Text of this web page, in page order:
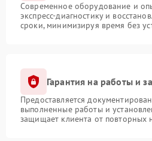
Современное оборудование и
экспресс-диагностику и
сроки, минимизируя время без
Гарантия на работы и
Предоставляется
выполненные работы и
защищает клиента от повторных